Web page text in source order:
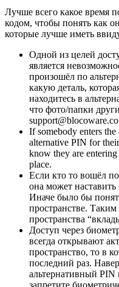
Лучше всего какое время
кодом, чтобы понять как
которые лучше иметь
Одной из целей
является
произошёл по
какую деталь,
находитесь в
что фото/папки
If somebody enters the
alternative PIN for
know they are
place.
Если кто то вошёл
она может
Иначе было бы
пространстве.
пространства
Доступ через
всегда открывают
пространство, то в
последний раз.
альтернативный
запретите